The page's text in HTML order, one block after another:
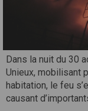
Dans la nuit du 30
Unieux, mobilisant
habitation, le feu
causant